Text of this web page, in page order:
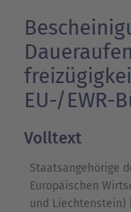
EU-/EWR-
Volltext
Staatsangehörige
Europäischen
und Liechtenstein)